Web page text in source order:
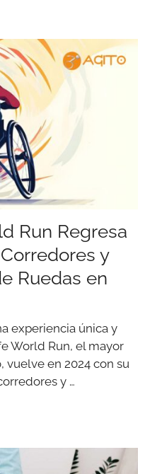
Run Regresa
y
Ruedas en
experiencia única y
World Run, el mayor
en 2024 con su
y …